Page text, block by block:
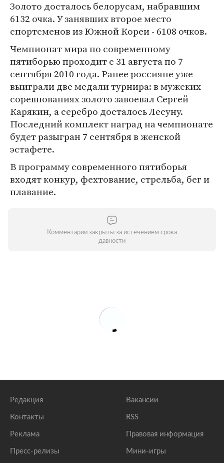
Золото досталось белорусам, набравшим
6132 очка. У занявших второе место
спортсменов из Южной Кореи - 6108 очков.
Чемпионат мира по современному
пятиборью проходит с 31 августа по 7
сентября 2010 года. Ранее россияне уже
выиграли две медали турнира: в мужских
соревнованиях золото завоевал Сергей
Карякин, а серебро досталось Лесуну.
Последний комплект наград на чемпионате
будет разыгран 7 сентября в женской
эстафете.
В программу современного пятиборья
входят конкур, фехтование, стрельба, бег и
плавание.
Комментарии закрыты за истечением срока
давности
Редакция
Контакты
Реклама
Пресс-релизы
Вакансии
RSS
Правовая информация
Мини-игры